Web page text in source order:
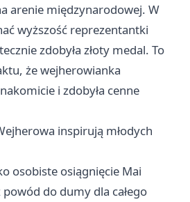
arenie międzynarodowej. W
wyższość reprezentantki
zdobyła złoty medal. To
że wejherowianka
i zdobyła cenne
inspirują młodych
osobiste osiągnięcie Mai
do dumy dla całego